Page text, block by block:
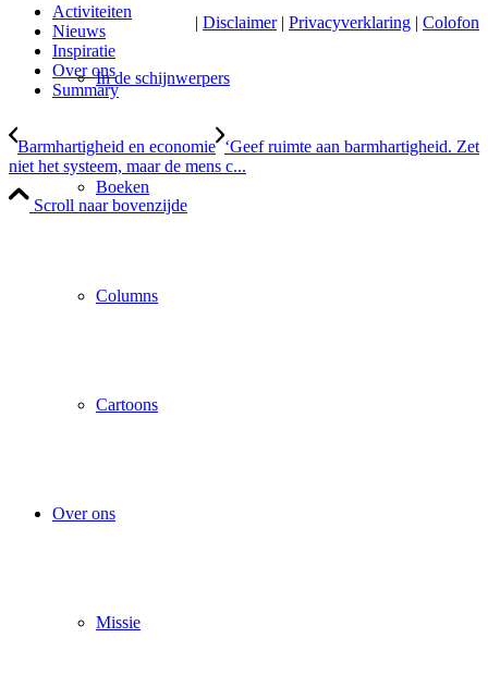
In de schijnwerpers
Boeken
Columns
Cartoons
Over ons
Missie
| Disclaimer| Privacyverklaring | Colofon
Activiteiten
Nieuws
Inspiratie
Over ons
Summary
Barmhartigheid en economie ‘Geef ruimte aan barmhartigheid. Zet
niet het systeem, maar de mens c...
Scroll naar bovenzijde